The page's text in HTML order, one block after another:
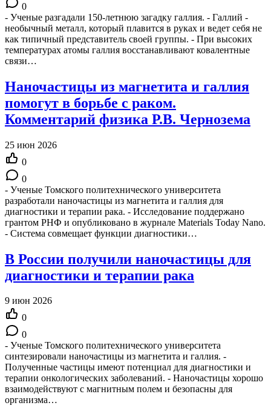
0
- Ученые разгадали 150-летнюю загадку галлия. - Галлий -
необычный металл, который плавится в руках и ведет себя не
как типичный представитель своей группы. - При высоких
температурах атомы галлия восстанавливают ковалентные
связи…
Наночастицы из магнетита и галлия
помогут в борьбе с раком.
Комментарий физика Р.В. Чернозема
25 июн 2026
0
0
- Ученые Томского политехнического университета
разработали наночастицы из магнетита и галлия для
диагностики и терапии рака. - Исследование поддержано
грантом РНФ и опубликовано в журнале Materials Today Nano.
- Система совмещает функции диагностики…
В России получили наночастицы для
диагностики и терапии рака
9 июн 2026
0
0
- Ученые Томского политехнического университета
синтезировали наночастицы из магнетита и галлия. -
Полученные частицы имеют потенциал для диагностики и
терапии онкологических заболеваний. - Наночастицы хорошо
взаимодействуют с магнитным полем и безопасны для
организма…